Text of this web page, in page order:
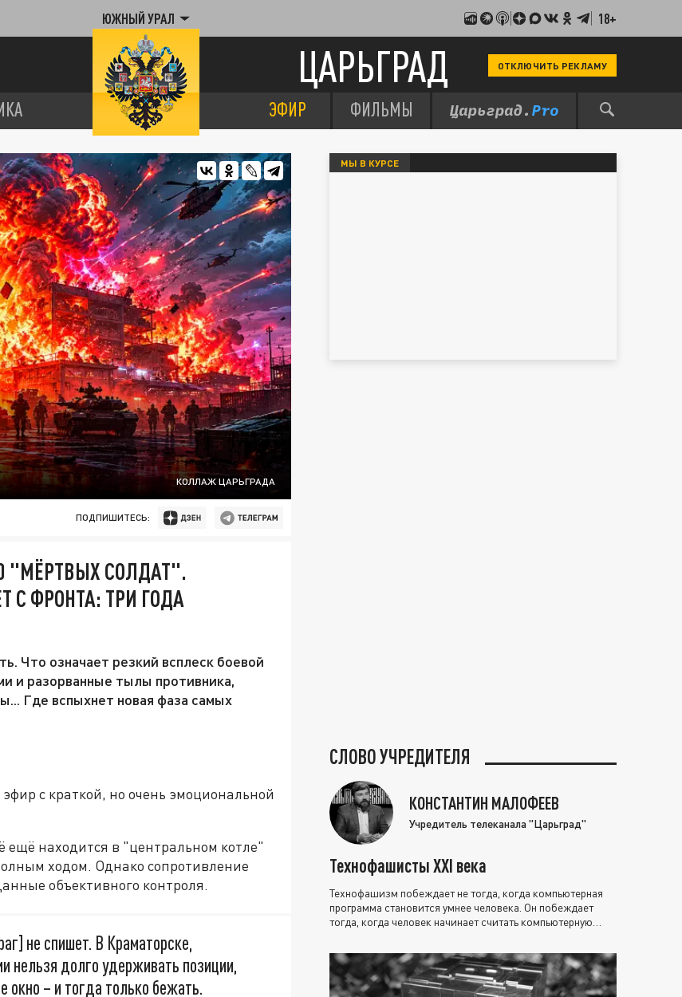
ЮЖНЫЙ УРАЛ 18+
ЦАРЬГРАД ОТКЛЮЧИТЬ РЕКЛАМУ
ЭФИР ФИЛЬМЫ
КОЛЛАЖ ЦАРЬГРАДА
ПОДПИШИТЕСЬ:
"МЁРТВЫХ СОЛДАТ".
С ФРОНТА: ТРИ ГОДА
Что означает резкий всплеск боевой
и разорванные тылы противника,
Где вспыхнет новая фаза самых
с краткой, но очень эмоциональной
ещё находится в "центральном котле"
ходом. Однако сопротивление
объективного контроля.
не спишет. В Краматорске,
нельзя долго удерживать позиции,
окно – и тогда только бежать.
МЫ В КУРСЕ
СЛОВО УЧРЕДИТЕЛЯ
КОНСТАНТИН МАЛОФЕЕВ
Учредитель телеканала "Царьград"
Технофашисты XXI века
Технофашизм побеждает не тогда, когда компьютерная
программа становится умнее человека. Он побеждает
тогда, когда человек начинает считать компьютерную